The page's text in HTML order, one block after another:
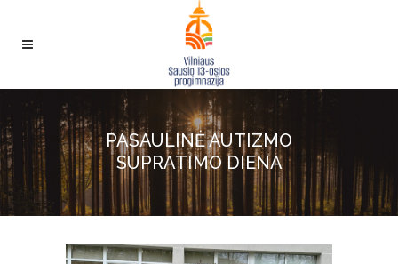
PASAULINĖ AUTIZMO
SUPRATIMO DIENA